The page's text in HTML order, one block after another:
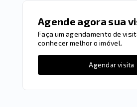
Agende agora sua
Faça um agendamento de
conhecer melhor o imóvel.
Agendar visita